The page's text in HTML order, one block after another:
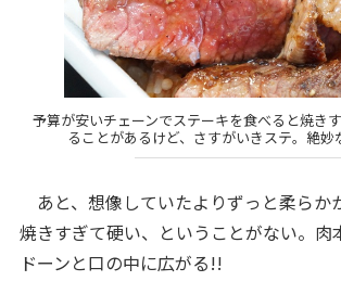
予算が安いチェーンでステーキを食べると焼き
ることがあるけど、さすがいきステ。絶妙
あと、想像していたよりずっと柔らか
焼きすぎて硬い、ということがない。肉
ドーンと口の中に広がる!!